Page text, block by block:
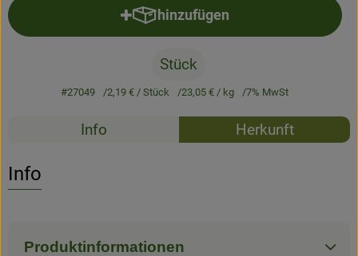
hinzufügen
Produkt zum Warenkorb
Stück
#27049 2,19 €/ Stück 23,05 €/ kg 7% MwSt
Rezepte
Info Herkunft
Info
Produktinformationen